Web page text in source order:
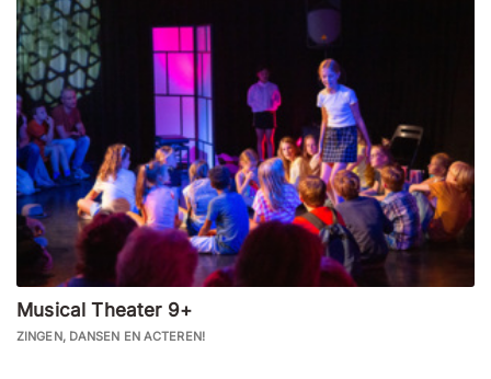
Musical Theater 9+
ZINGEN, DANSEN EN ACTEREN!